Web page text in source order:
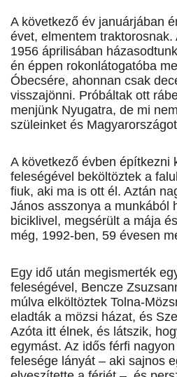
A következő év januárjában
évet, elmentem traktorosnak.
1956 áprilisában
én éppen rokonlátogatóba
Óbecsére, ahonnan csak
visszajönni. Próbáltak ott
menjünk Nyugatra, de mi
szüleinket és
A következő évben építkezni
feleségével beköltöztek a
fiuk, aki ma is ott él. Aztán
János asszonya a munkából
biciklivel, megsérült a mája
még, 1992-ben, 59 évesen
Egy idő után megismerték
feleségével, Bencze
múlva elköltöztek Tolna-
eladták a mözsi házat, és
Azóta itt élnek, és látszik,
egymást. Az idős férfi
felesége lányát – aki sajnos